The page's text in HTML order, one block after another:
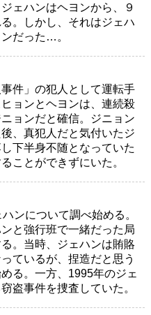
ェハンはヘヨンから、９
。しかし、それはジェハ
だった…。
件」の犯人として運転手
ョンとヘヨンは、連続殺
ョンだと確信。ジニョン
、真犯人だと気付いたジ
下半身不随となっていた
ことができずにいた。
ンについて調べ始める。
と強行班で一緒だった局
。当時、ジェハンは賄賂
ているが、捏造だと思う
る。一方、1995年のジェ
盗事件を捜査していた。